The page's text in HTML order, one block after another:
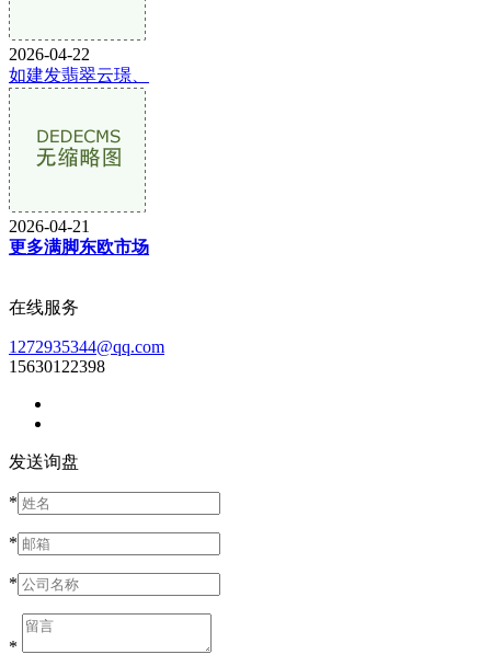
2026-04-22
如建发翡翠云璟、
2026-04-21
更多满脚东欧市场
在线服务
1272935344@qq.com
15630122398
发送询盘
*
*
*
*